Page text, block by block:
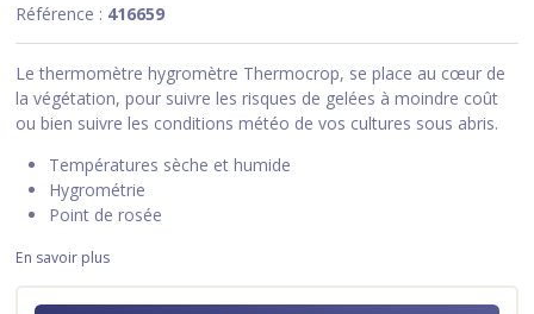
Référence : 416659
Le thermomètre hygromètre Thermocrop, se place au cœur de
la végétation, pour suivre les risques de gelées à moindre coût
ou bien suivre les conditions météo de vos cultures sous abris.
Températures sèche et humide
Hygrométrie
Point de rosée
En savoir plus